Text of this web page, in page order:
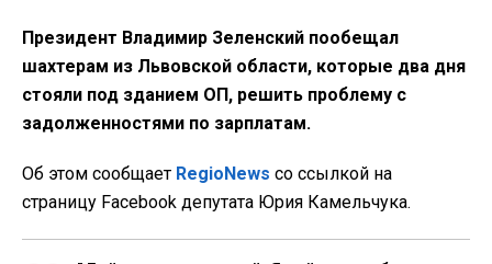
Президент Владимир Зеленский пообещал
шахтерам из Львовской области, которые два дня
стояли под зданием ОП, решить проблему с
задолженностями по зарплатам.
Об этом сообщает RegioNews cо ссылкой на
страницу Facebook депутата Юрия Камельчука.